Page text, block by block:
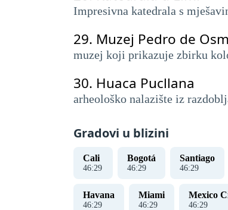
Impresivna katedrala s
29. Muzej Pedro de
muzej koji prikazuje zbirku
30. Huaca Pucllana
arheološko nalazište iz
Gradovi u blizini
Cali
46:29
Bogotá
46:29
Santiago
46:29
Havana
46:29
Miami
46:29
Mexico
46:29